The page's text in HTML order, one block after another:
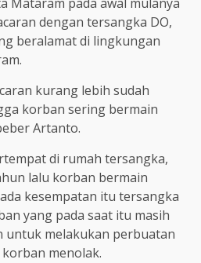
dengan tersangka DO,
beralamat di lingkungan
kurang lebih sudah
korban sering bermain
Artanto.
di rumah tersangka,
lalu korban bermain
kesempatan itu tersangka
yang pada saat itu masih
untuk melakukan perbuatan
menolak.